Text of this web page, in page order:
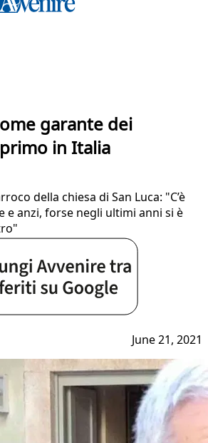
garante dei
in Italia
della chiesa di San Luca: "C’è
e anzi, forse negli ultimi anni si è
June 21, 2021